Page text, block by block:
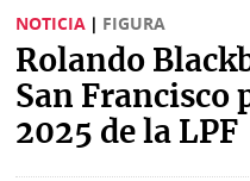
Sociedad
Judiciales
Política
Economía
Status
K
Vivir+
NOTICIA | FIGURA
Rolando
San Francisco
2025 de la LPF